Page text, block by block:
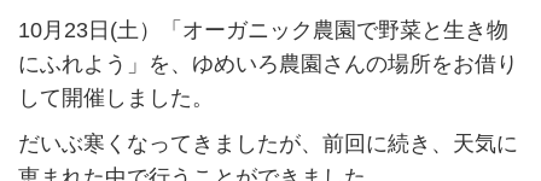
10月23日(土）「オーガニック農園で野菜と生き物
にふれよう」を、ゆめいろ農園さんの場所をお借り
して開催しました。
だいぶ寒くなってきましたが、前回に続き、天気に